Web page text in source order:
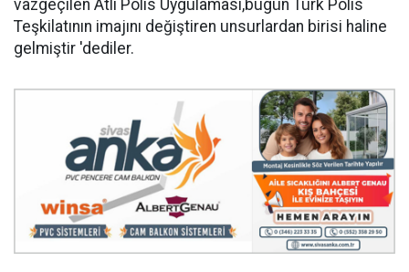
vazgeçilen Atlı Polis Uygulaması,bugün Türk Polis
Teşkilatının imajını değiştiren unsurlardan birisi haline
gelmiştir 'dediler.